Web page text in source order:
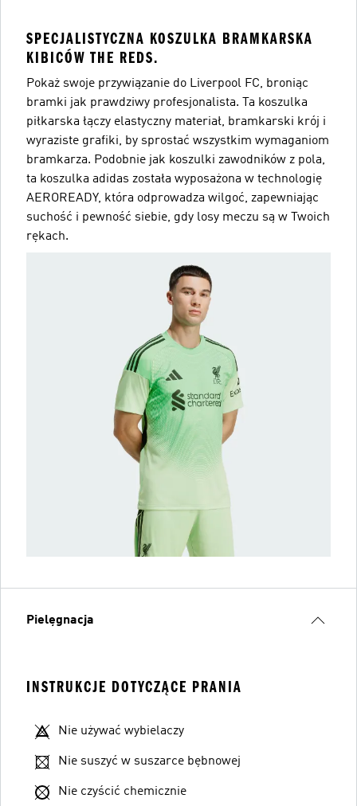
SPECJALISTYCZNA KOSZULKA BRAMKARSKA
KIBICÓW THE REDS.
Pokaż swoje przywiązanie do Liverpool FC, broniąc
bramki jak prawdziwy profesjonalista. Ta koszulka
piłkarska łączy elastyczny materiał, bramkarski krój i
wyraziste grafiki, by sprostać wszystkim wymaganiom
bramkarza. Podobnie jak koszulki zawodników z pola,
ta koszulka adidas została wyposażona w technologię
AEROREADY, która odprowadza wilgoć, zapewniając
suchość i pewność siebie, gdy losy meczu są w Twoich
rękach.
Pielęgnacja
INSTRUKCJE DOTYCZĄCE PRANIA
Nie używać wybielaczy
Nie suszyć w suszarce bębnowej
Nie czyścić chemicznie